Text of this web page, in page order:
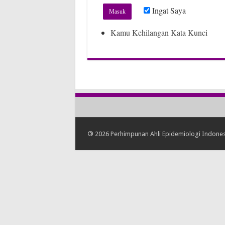
Ingat Saya
Kamu Kehilangan Kata Kunci
© 2026 Perhimpunan Ahli Epidemiologi